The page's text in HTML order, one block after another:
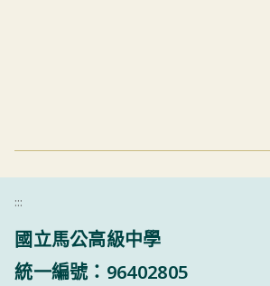
:::
國立馬公高級中學
統一編號：96402805